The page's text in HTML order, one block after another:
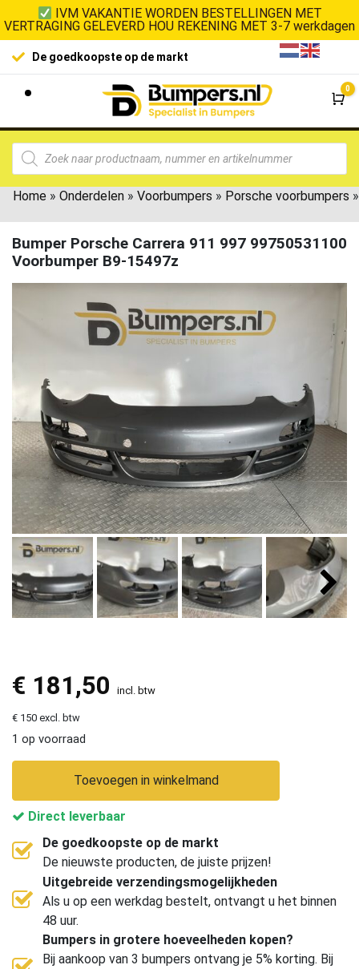
IVM VAKANTIE WORDEN BESTELLINGEN MET
VERTRAGING GELEVERD HOU REKENING MET 3-7 werkdagen
De goedkoopste op de markt 100%
0
Home » Onderdelen » Voorbumpers » Porsche voorbumpers »
Bumper Porsche Carrera 911 997 99750531100
Voorbumper B9-15497z
€ 181,50 incl. btw
€ 150 excl. btw
1 op voorraad
Toevoegen in winkelmand
Direct leverbaar
De goedkoopste op de markt
De nieuwste producten, de juiste prijzen!
Uitgebreide verzendingsmogelijkheden
Als u op een werkdag bestelt, ontvangt u het binnen
48 uur.
Bumpers in grotere hoeveelheden kopen?
Bij aankoop van 3 bumpers ontvang je 5% korting. Bij